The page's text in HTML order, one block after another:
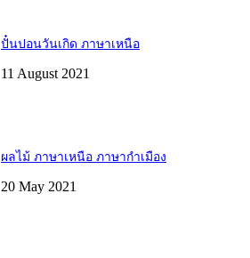
ปั๋นปอนวันเกิด ภาษาเหนือ
11 August 2021
ผลไม้ ภาษาเหนือ ภาษากำเมือง
20 May 2021